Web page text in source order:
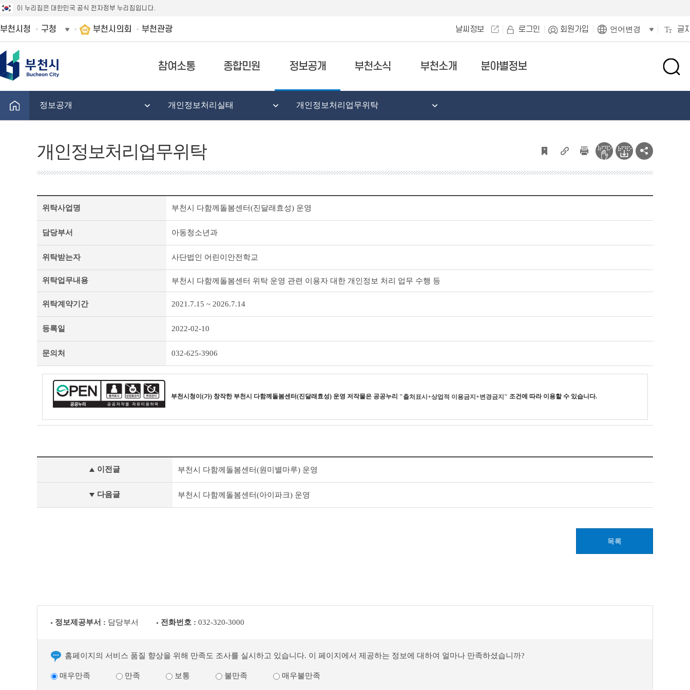
이 누리집은 대한민국 공식 전자정부 누리집입니다.
부천시청 구청 부천시의회 부천관광 날씨정보 로그인 회원가입 언어변경 글
참여소통 종합민원 정보공개 부천소식 부천소개 분야별정보
검
창
정보공개 개인정보처리실태 개인정보처리업무위탁
개인정보처리업무위탁
인
정
보
처
업
무
위
인
정
보
목
테
이
위탁사업명 부천시 다함께돌봄센터(진달래효성) 운영
담당부서 아동청소년과
위탁받는자 사단법인 어린이안전학교
위탁업무내용 부천시 다함께돌봄센터 위탁 운영 관련 이용자 대한 개인정보 처리 업무 수행 등
위탁계약기간 2021.7.15 ~ 2026.7.14
등록일 2022-02-10
문의처 032-625-3906
부천시청이(가) 창작한 부천시 다함께돌봄센터(진달래효성) 운영 저작물은 공공누리 "출처표시+상업적 이용금지+변경금지" 조건에 따라 이용할 수 있습니다.
정
리
글
이전글 부천시 다함께돌봄센터(원미별마루) 운영
다음글 부천시 다함께돌봄센터(아이파크) 운영
목록
정보제공부서 : 담당부서 전화번호 : 032-320-3000
홈페이지의 서비스 품질 향상을 위해 만족도 조사를 실시하고 있습니다. 이 페이지에서 제공하는 정보에 대하여 얼마나 만족하셨습니까?
매우만족 만족 보통 불만족 매우불만족